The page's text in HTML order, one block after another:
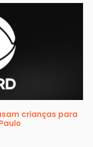
crianças para